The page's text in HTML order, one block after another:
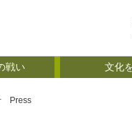
戦い 文化
Press